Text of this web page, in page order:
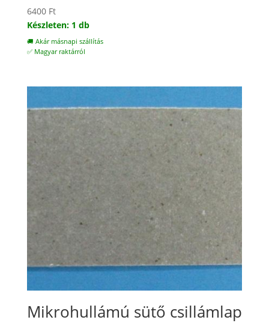
6400 Ft
Készleten: 1 db
🚚 Akár másnapi szállítás
✅ Magyar raktárról
Mikrohullámú sütő csillámlap